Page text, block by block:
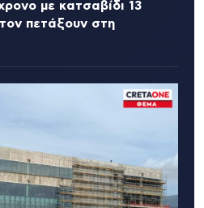
με κατσαβίδι 13
πετάξουν στη